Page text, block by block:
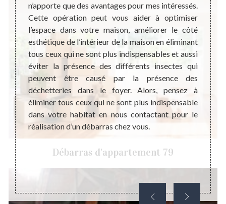
Débarras d'appartement 79
de
avec
de
à
n’apporte que des avantages pour mes intéressés.
Cette opération peut vous aider à optimiser
l’espace dans votre maison, améliorer le côté
esthétique de l’intérieur de la maison en éliminant
tous ceux qui ne sont plus indispensables et aussi
éviter la présence des différents insectes qui
peuvent être causé par la présence des
déchetteries dans le foyer. Alors, pensez à
éliminer tous ceux qui ne sont plus indispensable
dans votre habitat en nous contactant pour le
réalisation d’un débarras chez vous.
très
la
chez
que
de
que